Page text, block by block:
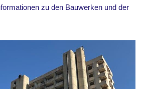
zu den Bauwerken und der